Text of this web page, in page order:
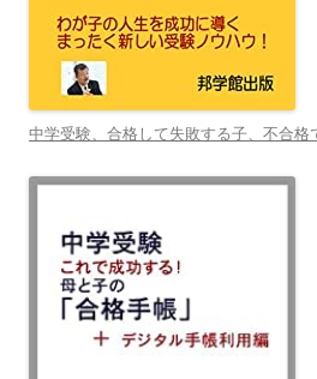
中学受験、合格して失敗する子、不合格